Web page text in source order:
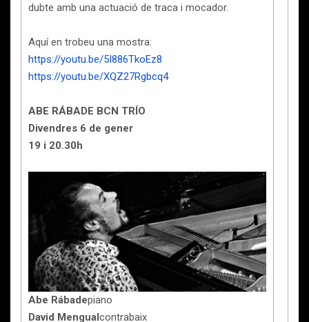
dubte amb una actuació de traca i mocador.
Aquí en trobeu una mostra:
https://youtu.be/5I886TkoEz8
https://youtu.be/XQZ27Rgbcq4
ABE RÁBADE BCN TRÍO
Divendres 6 de gener
19 i 20.30h
Abe Rábadepiano
David Mengualcontrabaix